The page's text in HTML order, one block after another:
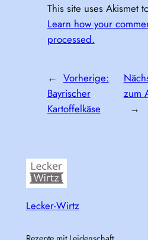
This site uses Akismet
Learn how your
processed.
← Vorherige:
Bayrischer
Kartoffelkäse
zum
→
Lecker-Wirtz